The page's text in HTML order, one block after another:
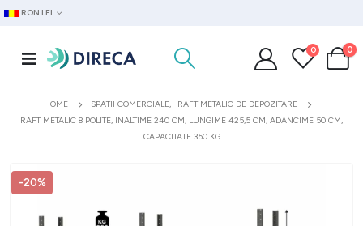
RON LEI
0 0
HOME SPATII COMERCIALE,
RAFT METALIC DE DEPOZITARE
RAFT METALIC 8 POLITE, INALTIME 240 CM, LUNGIME 425,5 CM, ADANCIME 50 CM,
CAPACITATE 350 KG
-20%